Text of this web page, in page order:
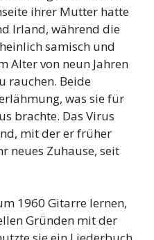
ihrer Mutter hatte
Irland, während die
samisch und
Alter von neun Jahren
rauchen. Beide
was sie für
brachte. Das Virus
mit der er früher
neues Zuhause, seit
1960 Gitarre lernen,
Gründen mit der